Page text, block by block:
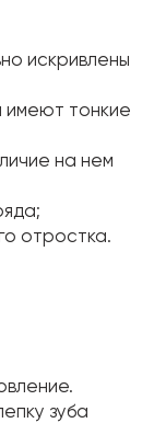
искривлены
имеют тонкие
на нем
отростка.
зуба